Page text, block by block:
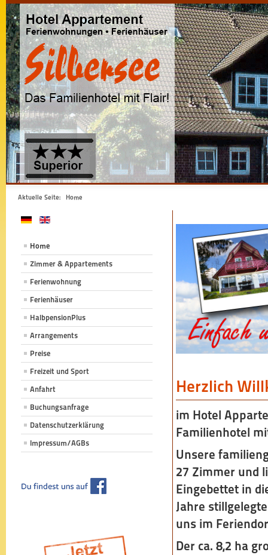
Aktuelle Seite: Home
Home
Zimmer & Appartements
Ferienwohnung
Ferienhäuser
HalbpensionPlus
Arrangements
Preise
Freizeit und Sport
Anfahrt
Buchungsanfrage
Datenschutzerklärung
Impressum/AGBs
Herzlich
im Hotel
Familienhotel
Unsere
27 Zimmer und
Eingebettet in
Jahre
uns im
Der ca. 8,2 ha